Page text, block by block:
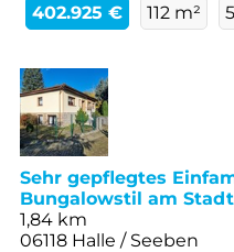
402.925 € 112 m²
Sehr gepflegtes
Bungalowstil am
1,84 km
06118 Halle / Seeben